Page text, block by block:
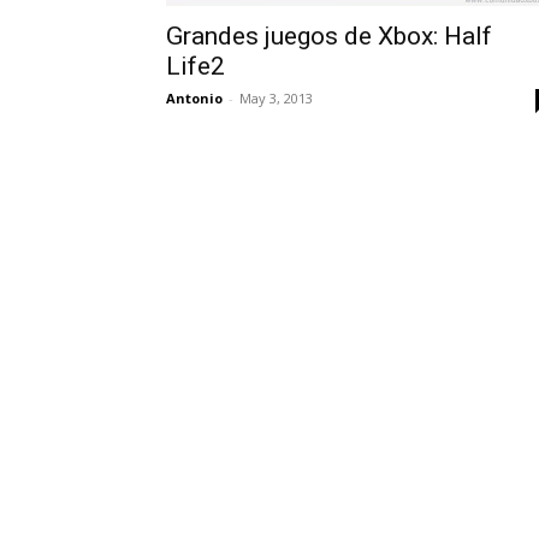
Grandes juegos de Xbox: Half
Life2
Antonio - May 3, 2013